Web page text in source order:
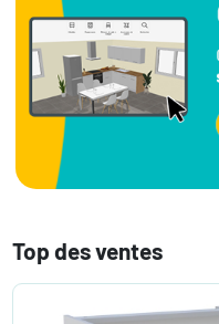
Top des ventes